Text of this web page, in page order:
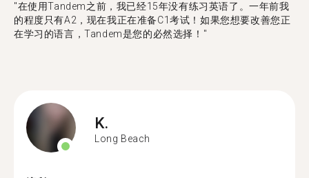
"在使用Tandem之前，我已经15年没有练习英语了。一年前我
的程度只有A2，现在我正在准备C1考试！如果您想要改善您正
在学习的语言，Tandem是您的必然选择！"
K.
Long Beach